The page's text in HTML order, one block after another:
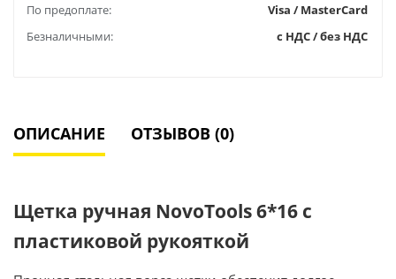
По предоплате:
Visa / MasterCard
Безналичными:
с НДС / без НДС
ОПИСАНИЕ ОТЗЫВОВ (0)
Щетка ручная NovoTools 6*16 c
пластиковой рукояткой